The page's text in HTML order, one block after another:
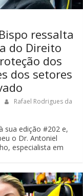
ressalta
do Direito
dos
dos setores
Rafael Rodrigues da
sua edição #202 e,
o Dr. Antoniel
especialista em